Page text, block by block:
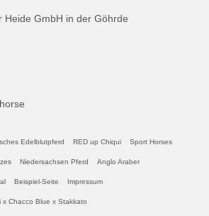
Heide GmbH in der Göhrde
Edelblutpferd RED up Chiqui Sport Horses
Niedersachsen Pferd Anglo Araber
Beispiel-Seite Impressum
Chacco Blue x Stakkato